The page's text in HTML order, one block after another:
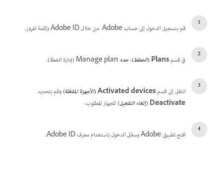
قم بتسجيل الدخول إلى حساب Adobe من خلال Adobe ID وكلمة المرور.
في قسمPlans (الخطط) ،حددManage plan(إدارة الخطة).
انتقل إلى قسمActivated devices (الأجهزة المفعّلة)
وقم بتحديد
Deactivate (إلغاء التفعيل)
للجهاز المطلوب.
افتح تطبيق Adobe وسجِّل الدخول باستخدام معرف Adobe ID.